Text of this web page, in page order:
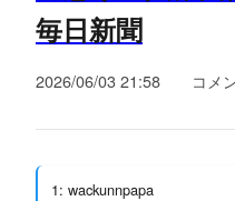
毎日新聞
2026/06/03 21:58 コメ
1: wackunnpapa